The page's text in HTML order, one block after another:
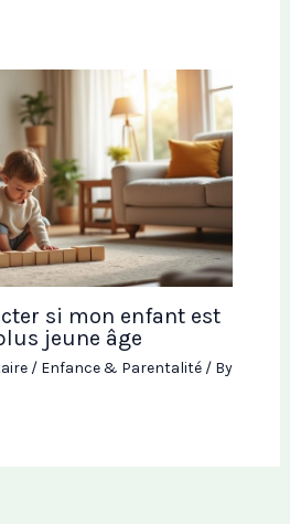
si mon enfant est
jeune âge
/ Enfance & Parentalité/ By